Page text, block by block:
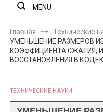
MENU
Главная
Технические
УМЕНЬШЕНИЕ РАЗМЕРОВ
КОЭФФИЦИЕНТА СЖАТИЯ,
ВОССТАНОВЛЕНИЯ В
ТЕХНИЧЕСКИЕ НАУКИ